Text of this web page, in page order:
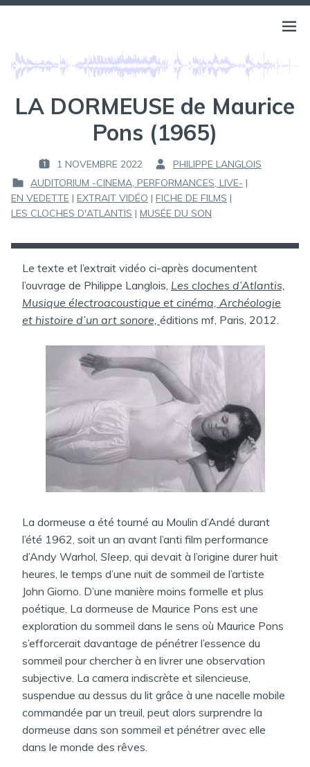
Aller
Ouvrir
menu
LA DORMEUSE de Maurice
Pons (1965)
P
U
B
L
É
L
:
1 NOVEMBRE 2022
P
A
R
PHILIPPE LANGLOIS
P
U
L
AUDITORIUM -CINEMA, PERFORMANCES, LIVE- |
EN VEDETTE | EXTRAIT VIDÉO | FICHE DE FILMS |
LES CLOCHES D'ATLANTIS | MUSÉE DU SON
Le texte et l’extrait vidéo ci-après documentent
l’ouvrage de Philippe Langlois, Les cloches d’Atlantis,
Musique électroacoustique et cinéma, Archéologie
et histoire d’un art sonore, éditions mf, Paris, 2012.
La dormeuse a été tourné au Moulin d’Andé durant
l’été 1962, soit un an avant l’anti film performance
d’Andy Warhol, Sleep , qui devait à l’origine durer huit
heures, le temps d’une nuit de sommeil de l’artiste
John Giorno. D’une manière moins formelle et plus
poétique, La dormeuse de Maurice Pons est une
exploration du sommeil dans le sens où Maurice Pons
s’efforcerait davantage de pénétrer l’essence du
sommeil pour chercher à en livrer une observation
subjective. La camera indiscrète et silencieuse,
suspendue au dessus du lit grâce à une nacelle mobile
commandée par un treuil, peut alors surprendre la
dormeuse dans son sommeil et pénétrer avec elle
dans le monde des rêves.